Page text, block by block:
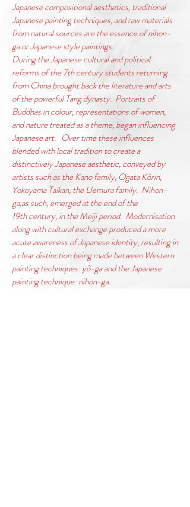
Japanese compositional aesthetics, traditional
Japanese painting techniques, and raw materials
from natural sources are the essence of nihon-
ga or Japanese style paintings.
During the Japanese cultural and political
reforms of the 7th century students returning
from China brought back the literature and arts
of the powerful Tang dynasty. Portraits of
Buddhas in colour, representations of women,
and nature treated as a theme, began influencing
Japanese art. Over time these influences
blended with local tradition to create a
distinctively Japanese aesthetic, conveyed by
artists such as the Kano family, Ogata Kôrin,
Yokoyama Taikan, the Uemura family. Nihon-
ga,as such, emerged at the end of the
19th century, in the Meiji period. Modernisation
along with cultural exchange produced a more
acute awareness of Japanese identity, resulting in
a clear distinction being made between Western
painting techniques: yô-ga and the Japanese
painting technique: nihon-ga.